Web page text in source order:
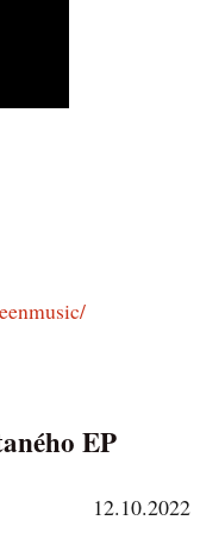
EP
12.10.2022